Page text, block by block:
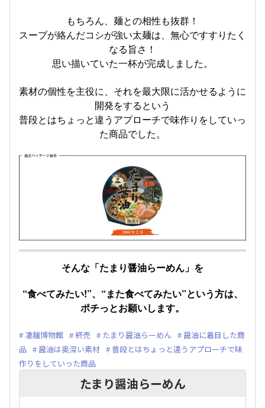
もちろん、麺との相性も抜群！
スープが絡んだコシが強い太麺は、無心ですすりたく
なる旨さ！
思い描いていた一杯が完成しました。
素材の個性を主役に、それを最大限に活かせるように
開発をするという
普段とはちょっと違うアプローチで味作りをしていっ
た商品でした。
そんな「たまり醤油らーめん」を
“食べてみたい!”、“また食べてみたい”という方は、
ポチっとお願いします。
凄麺博物館 終売 たまり醤油らーめん
醤油に着目した商
品
醤油は奥深い素材
普段とはちょっと違うアプローチで味
作りをしていった商品
たまり醤油らーめん